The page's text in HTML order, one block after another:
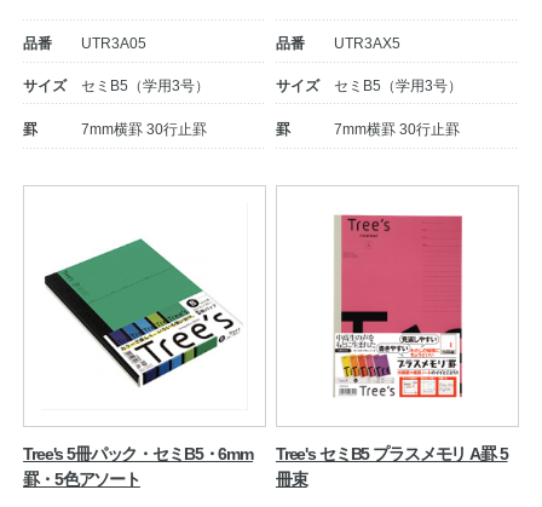
English
教職員の皆さまへ
法人のお客様へ
OEMご希望の方へ
品番 UTR3A05
サイズ セミB5（学用3号）
罫 7mm横罫 30行止罫
品番 UTR3AX5
サイズ セミB5（学用3号）
罫 7mm横罫 30行止罫
Tree's 5冊パック・セミB5・6mm
罫・5色アソート
Tree's セミB5 プラスメモリ A罫 5
冊束